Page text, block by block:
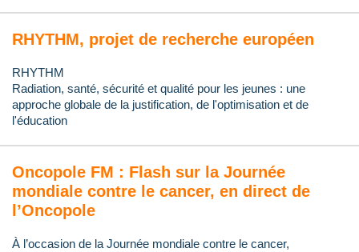
RHYTHM, projet de recherche européen
RHYTHM
Radiation, santé, sécurité et qualité pour les jeunes : une
approche globale de la justification, de l'optimisation et de
l'éducation
Oncopole FM : Flash sur la Journée
mondiale contre le cancer, en direct de
l’Oncopole
À l’occasion de la Journée mondiale contre le cancer,